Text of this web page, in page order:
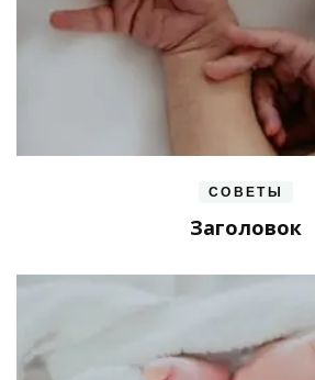
СОВЕТЫ
Заголовок